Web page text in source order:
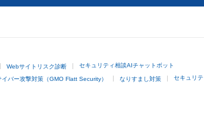
Webサイトリスク診断 セキュリティ相談AIチャットボット
イバー攻撃対策（GMO Flatt Security） なりすまし対策 セキュリ